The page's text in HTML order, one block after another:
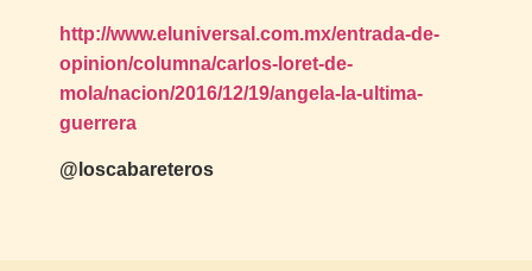
http://www.eluniversal.com.mx/entrada-de-
opinion/columna/carlos-loret-de-
mola/nacion/2016/12/19/angela-la-ultima-
guerrera
@loscabareteros